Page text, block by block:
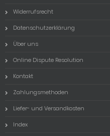
Widerrufsrecht
Datenschutzerklärung
Über uns
Online Dispute Resolution
Kontakt
Zahlungsmethoden
Liefer- und Versandkosten
Index